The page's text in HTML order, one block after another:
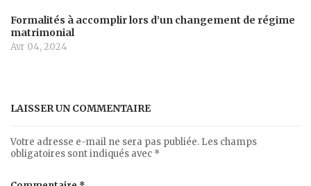
Formalités à accomplir lors d’un changement de régime
matrimonial
Avr 04, 2024
LAISSER UN COMMENTAIRE
Votre adresse e-mail ne sera pas publiée. Les champs
obligatoires sont indiqués avec *